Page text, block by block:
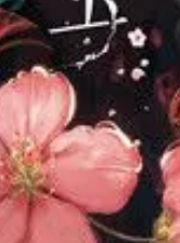
國
小
說
心
得
｜
代